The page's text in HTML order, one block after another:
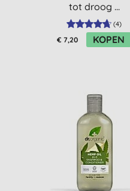
tot droog ...
(4)
€ 7,20 KOPEN